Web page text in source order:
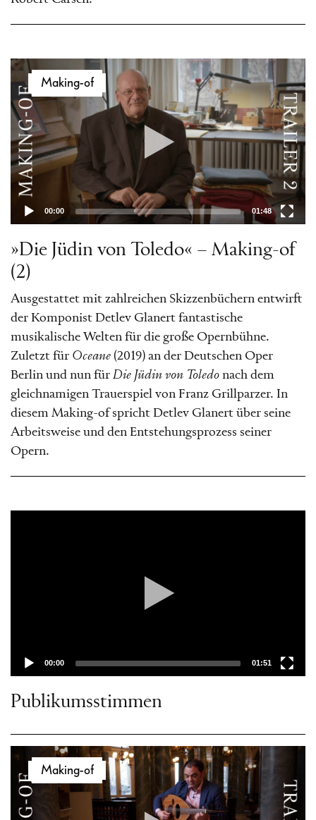
Video-
Player
00:00 01:48
Making-of
»Die Jüdin von Toledo« – Making-of
(2)
Ausgestattet mit zahlreichen Skizzenbüchern entwirft
der Komponist Detlev Glanert fantastische
musikalische Welten für die große Opernbühne.
Zuletzt für Oceane (2019) an der Deutschen Oper
Berlin und nun für Die Jüdin von Toledo nach dem
gleichnamigen Trauerspiel von Franz Grillparzer. In
diesem Making-of spricht Detlev Glanert über seine
Arbeitsweise und den Entstehungsprozess seiner
Opern.
00:00 01:51
Publikumsstimmen
Video-
Player
Making-of